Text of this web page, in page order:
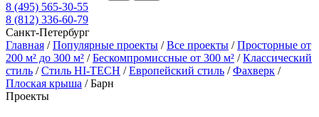
8 (495) 565-30-55
8 (812) 336-60-79
Санкт-Петербург
Главная /Популярные проекты /Все проекты /Просторные от
200 м² до 300 м² /Бескомпромиссные от 300 м² /Классический
стиль /Стиль HI-TECH /Европейский стиль /Фахверк /
Плоская крыша /Барн
Проекты